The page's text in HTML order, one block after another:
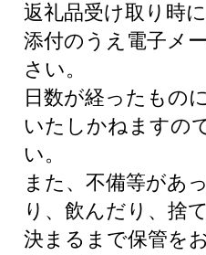
返礼品受け取り時
添付のうえ電子メ
さい。
日数が経ったもの
いたしかねますの
い。
また、不備等があ
り、飲んだり、捨
決まるまで保管を